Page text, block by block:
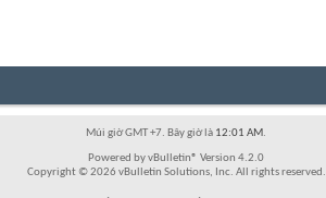
Múi giờ GMT +7. Bây giờ là 12:01 AM.
Powered by vBulletin® Version 4.2.0
Copyright © 2026 vBulletin Solutions, Inc. All rights reserved.